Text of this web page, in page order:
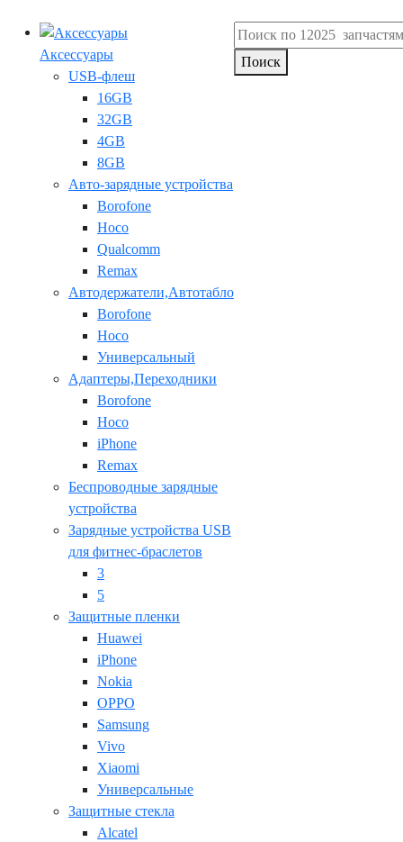
Аксессуары
USB-флеш
16GB
32GB
4GB
8GB
Авто-зарядные устройства
Borofone
Hoco
Qualcomm
Remax
Автодержатели,Автотабло
Borofone
Hoco
Универсальный
Адаптеры,Переходники
Borofone
Hoco
iPhone
Remax
Беспроводные зарядные
устройства
Зарядные устройства USB
для фитнес-браслетов
3
5
Защитные пленки
Huawei
iPhone
Nokia
OPPO
Samsung
Vivo
Xiaomi
Универсальные
Защитные стекла
Alcatel
Поиск